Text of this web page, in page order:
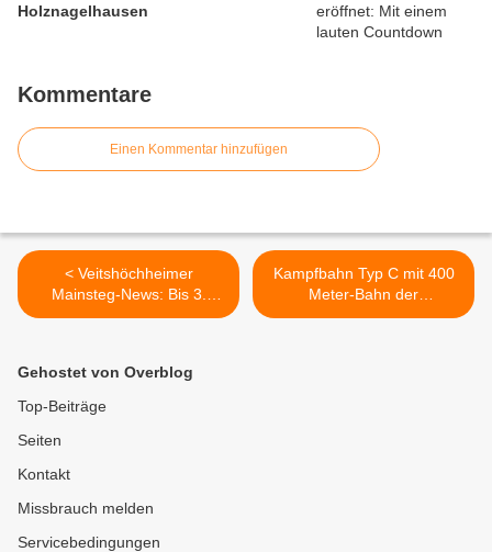
Holznagelhausen
Kommentare
Einen Kommentar hinzufügen
< Veitshöchheimer
Mainsteg-News: Bis 3.
September 2021 sollen die
Rampenbau fertig sein -
Mainüberbau erst im
November -
Grundsteinlegung noch
Kampfbahn Typ C mit 400
Meter-Bahn der
Freisportanlage erhält in
Gehostet von Overblog
Top-Beiträge
Seiten
Kontakt
Missbrauch melden
Servicebedingungen